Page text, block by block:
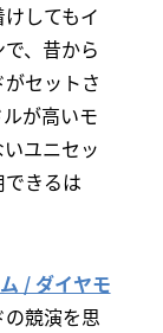
してもイ
、昔から
セットさ
が高いモ
ユニセッ
きるは
/ ダイヤモ
競演を思